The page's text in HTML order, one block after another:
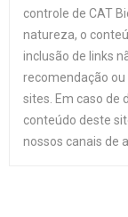
controle de CAT
natureza, o
inclusão de links
recomendação ou
sites. Em caso de
conteúdo deste
nossos canais de